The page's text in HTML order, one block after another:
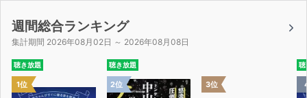
週間総合ランキング
集計期間 2026年08月02日 ～ 2026年08月08日
聴き放題
1位
聴き放題
2位 3位
聴